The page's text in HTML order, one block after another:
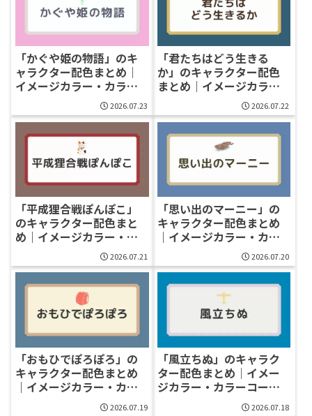
「かぐや姫の物語」のキ
ャラクター配色まとめ｜
イメージカラー・カラー
2026.07.23
「君たちはどう生きる
か」のキャラクター配色
まとめ｜イメージカラ
ー・カラーコード一覧2026.07.22
「平成狸合戦ぽんぽこ」
のキャラクター配色まと
め｜イメージカラー・カ
2026.07.21
「思い出のマーニー」の
キャラクター配色まとめ
｜イメージカラー・カラ
2026.07.20
「おもひでぽろぽろ」の
キャラクター配色まとめ
｜イメージカラー・カラ
2026.07.19
「風立ちぬ」のキャラク
ター配色まとめ｜イメー
ジカラー・カラーコード
2026.07.18